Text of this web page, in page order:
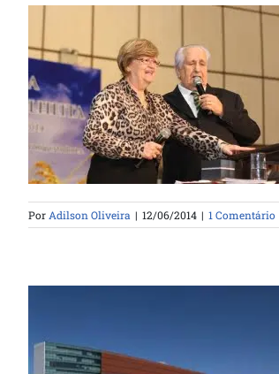
Apóstolo Doriel e Missionária
Ruth dão entrevista a TV Gênesis
Por Adilson Oliveira | 12/06/2014 | 1 Comentário
Câmara Distrital homenageia a